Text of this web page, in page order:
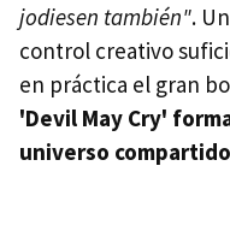
jodiesen también".
control creativo
en práctica el gran
'Devil May Cry'
universo